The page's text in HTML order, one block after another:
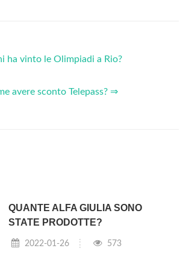
ha vinto le Olimpiadi a Rio?
avere sconto Telepass? ⇒
QUANTE ALFA GIULIA SONO
STATE PRODOTTE?
2022-01-26 573